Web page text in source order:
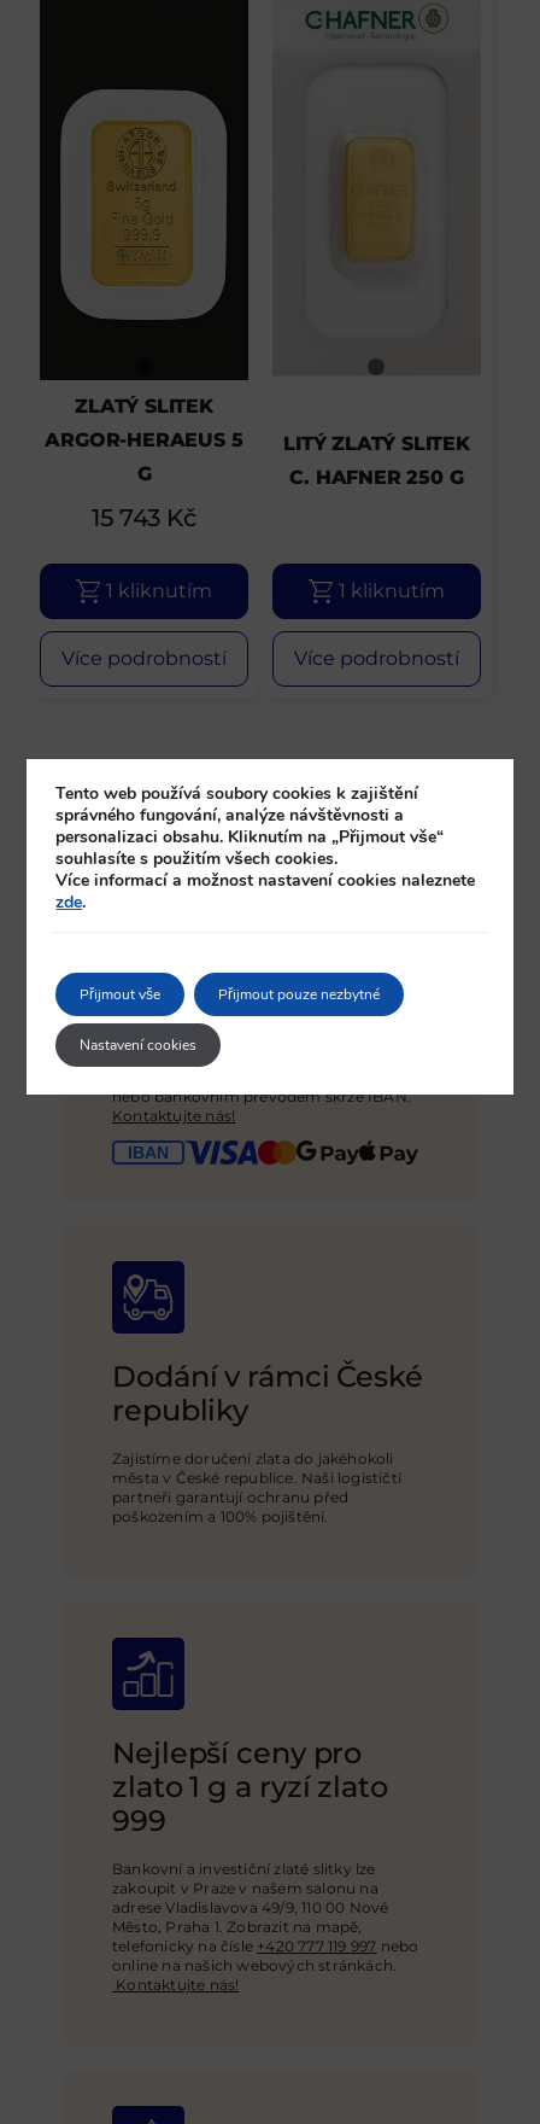
ZLATÝ SLITEK
ARGOR-HERAEUS 5
G
15 743 Kč
1 kliknutím
Více podrobností
LITÝ ZLATÝ SLITEK
C. HAFNER 250 G
1 kliknutím
Více podrobností
Bezpečná platba
nebo bankovním převodem skrze IBAN.
Kontaktujte nás!
Dodání v rámci České
republiky
Zajistíme doručení zlata do jakéhokoli
města v České republice. Naši logističtí
partneři garantují ochranu před
poškozením a 100% pojištění.
Nejlepší ceny pro
zlato 1 g a ryzí zlato
999
Bankovní a investiční zlaté slitky lze
zakoupit v Praze v našem salonu na
adrese Vladislavova 49/9, 110 00 Nové
Město, Praha 1. Zobrazit na mapě,
telefonicky na čísle +420 777 119 997 nebo
online na našich webových stránkách.
Kontaktujte nás!
Tento web používá soubory cookies k zajištění
správného fungování, analýze návštěvnosti a
personalizaci obsahu. Kliknutím na „Přijmout vše“
souhlasíte s použitím všech cookies.
Více informací a možnost nastavení cookies naleznete
zde.
Přijmout vše Přijmout pouze nezbytné
Nastavení cookies